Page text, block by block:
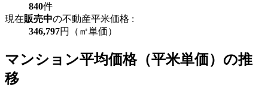
840件
現在販売中の不動産平米価格 :
346,797円（㎡単価）
マンション平均価格（平米単価）の推
移